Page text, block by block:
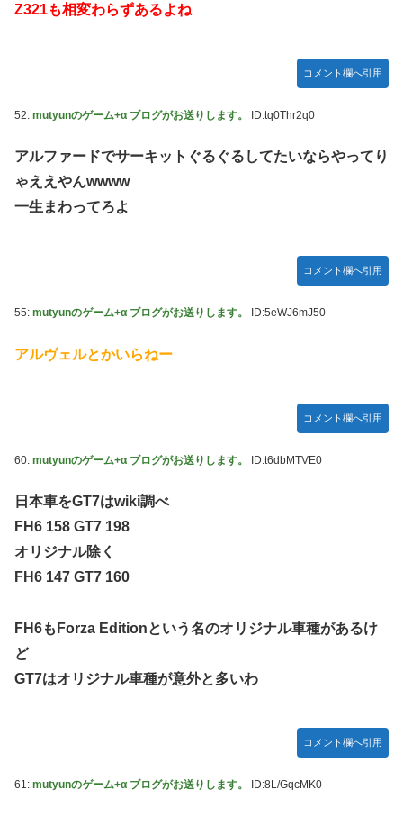
Z321も相変わらずあるよね
コメント欄へ引用
52: mutyunのゲーム+α ブログがお送りします。 ID:tq0Thr2q0
アルファードでサーキットぐるぐるしてたいならやってり
ゃええやんwwww
一生まわってろよ
コメント欄へ引用
55: mutyunのゲーム+α ブログがお送りします。 ID:5eWJ6mJ50
アルヴェルとかいらねー
コメント欄へ引用
60: mutyunのゲーム+α ブログがお送りします。 ID:t6dbMTVE0
日本車をGT7はwiki調べ
FH6 158 GT7 198
オリジナル除く
FH6 147 GT7 160
FH6もForza Editionという名のオリジナル車種があるけ
ど
GT7はオリジナル車種が意外と多いわ
コメント欄へ引用
61: mutyunのゲーム+α ブログがお送りします。 ID:8L/GqcMK0